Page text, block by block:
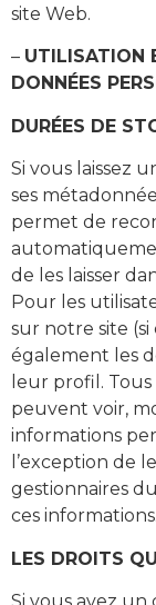
site Web.
– UTILISATION
DONNÉES
DURÉES DE
Si vous laissez
ses
permet de
de les laisser
Pour les
sur notre site (si
également les
leur profil.
peuvent voir,
informations
l’exception de
gestionnaires
ces informations.
LES DROITS